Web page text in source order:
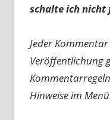
schalte ich nicht
Jeder
Veröffentlichung
Hinweise im